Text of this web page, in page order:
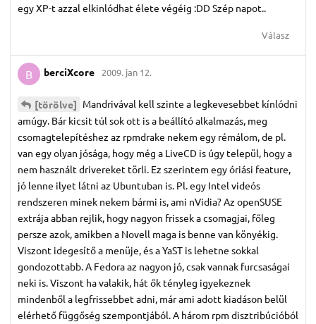
egy XP-t azzal elkinlódhat élete végéig :DD Szép napot..
Válasz
B berciXcore 2009. jan 12.
[törölve] Mandrivával kell szinte a legkevesebbet kínlódni
amúgy. Bár kicsit túl sok ott is a beállító alkalmazás, meg
csomagtelepítéshez az rpmdrake nekem egy rémálom, de pl.
van egy olyan jósága, hogy még a LiveCD is úgy települ, hogy a
nem használt drivereket törli. Ez szerintem egy óriási feature,
jó lenne ilyet látni az Ubuntuban is. Pl. egy Intel videós
rendszeren minek nekem bármi is, ami nVidia? Az openSUSE
extrája abban rejlik, hogy nagyon frissek a csomagjai, főleg
persze azok, amikben a Novell maga is benne van könyékig.
Viszont idegesítő a menüje, és a YaST is lehetne sokkal
gondozottabb. A Fedora az nagyon jó, csak vannak furcsaságai
neki is. Viszont ha valakik, hát ők tényleg igyekeznek
mindenből a legfrissebbet adni, már ami adott kiadáson belül
elérhető függőség szempontjából. A három rpm disztribúcióból